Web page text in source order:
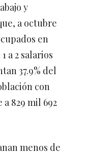
y
a octubre
en
a 2 salarios
37.9% del
con
829 mil 692
menos de